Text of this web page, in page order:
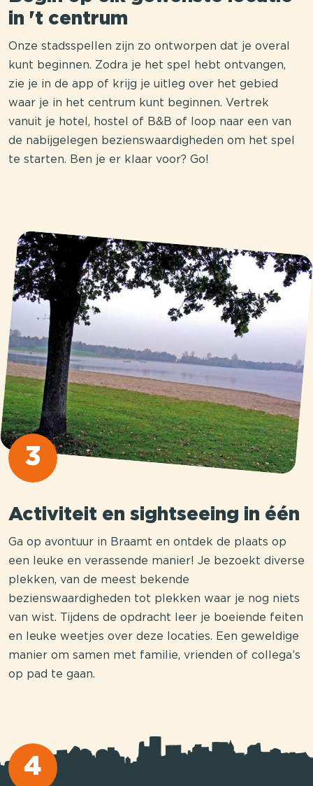
in 't centrum
Onze stadsspellen zijn zo ontworpen dat je overal
kunt beginnen. Zodra je het spel hebt ontvangen,
zie je in de app of krijg je uitleg over het gebied
waar je in het centrum kunt beginnen. Vertrek
vanuit je hotel, hostel of B&B of loop naar een van
de nabijgelegen bezienswaardigheden om het spel
te starten. Ben je er klaar voor? Go!
3
Activiteit en sightseeing in één
Ga op avontuur in Braamt en ontdek de plaats op
een leuke en verassende manier! Je bezoekt diverse
plekken, van de meest bekende
bezienswaardigheden tot plekken waar je nog niets
van wist. Tijdens de opdracht leer je boeiende feiten
en leuke weetjes over deze locaties. Een geweldige
manier om samen met familie, vrienden of collega’s
op pad te gaan.
4